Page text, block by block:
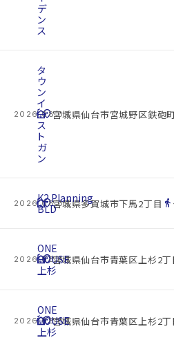
デ
ン
ス
2026.08.07
cottage
タ
ウ
ン
イ
ー
ス
ト
ガ
ン
location_on宮城県仙台市宮城野区鉄砲
2026.08.07
cottage
K2.Planning
BLD
location_on宮城県多賀城市下馬2丁目 directions_walk
2026.08.07
cottage
ONE
HOUSE
上杉
location_on宮城県仙台市青葉区上杉2丁
2026.08.07
cottage
ONE
HOUSE
上杉
location_on宮城県仙台市青葉区上杉2丁